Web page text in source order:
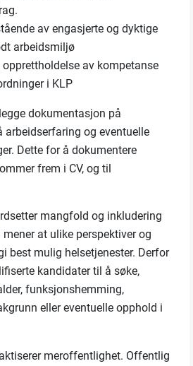
av engasjerte og dyktige
arbeidsmiljø
av kompetanse
i KLP
dokumentasjon på
arbeidserfaring og eventuelle
Dette for å dokumentere
frem i CV, og til
mangfold og inkludering
at ulike perspektiver og
best mulig helsetjenester. Derfor
kandidater til å søke,
funksjonshemming,
eller eventuelle opphold i
meroffentlighet. Offentlig